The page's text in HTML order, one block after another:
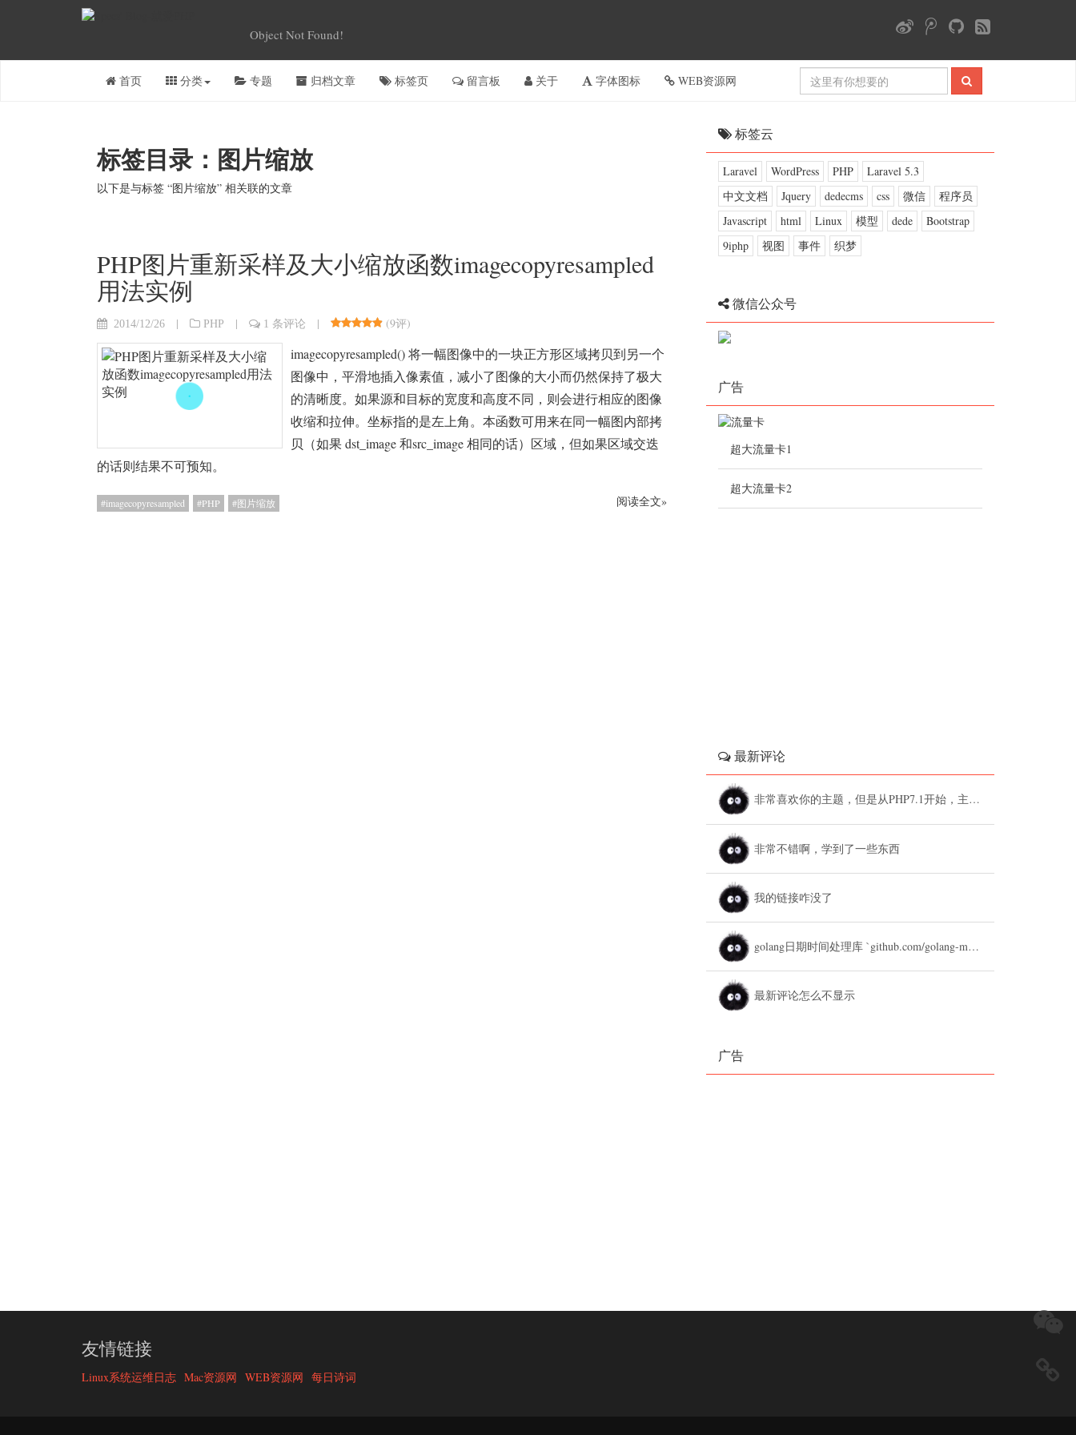
Object Not Found!
首页 分类 专题 归档文章 标签页 留言板 关于 字体图标 WEB资源网
标签目录：图片缩放
以下是与标签 “图片缩放” 相关联的文章
PHP图片重新采样及大小缩放函数imagecopyresampled
用法实例
2014/12/26 | PHP | 1 条评论 | (9评)
imagecopyresampled() 将一幅图像中的一块正方形区域拷贝到另一个
图像中，平滑地插入像素值，减小了图像的大小而仍然保持了极大
的清晰度。如果源和目标的宽度和高度不同，则会进行相应的图像
收缩和拉伸。坐标指的是左上角。本函数可用来在同一幅图内部拷
贝（如果 dst_image 和src_image 相同的话）区域，但如果区域交迭
的话则结果不可预知。
imagecopyresampled PHP 图片缩放 阅读全文»
标签云
Laravel WordPress PHP
Laravel 5.3
中文文档
Jquery dedecms css 微信
程序员
Javascript
html Linux 模型 dede
Bootstrap
9iphp
视图 事件 织梦
微信公众号
广告
超大流量卡1
超大流量卡2
最新评论
非常喜欢你的主题，但是从PHP7.1开始，主题设置中的列表广告和文章底部广告无法...
非常不错啊，学到了一些东西
我的链接咋没了
golang日期时间处理库 `github.com/golang-module/...
最新评论怎么不显示
广告
友情链接
Linux系统运维日志 Mac资源网 WEB资源网 每日诗词